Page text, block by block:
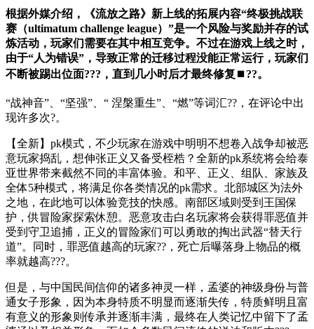
根据外媒介绍，《流放之路》新上线的拓展内容“终极挑战联
赛（ultimatum challenge league）”是一个风险与奖励并存的试
炼活动，玩家们需要在其中相互竞争。不过在游戏上线之时，
由于“人为错误”，导致正常的迁移过程没能正常运行，玩家们
不断被踢出位面???，直到几小时后才最终修复⏹??。
“战神音”、“坚强”、“ 涅槃重生”、“燃”等词汇??，在评论中出
现许多次?。
【全新】pk模式，不少玩家在游戏中明明不想卷入战争却被恶
意玩家捣乱，想伸张正义又备受桎梏？全新的pk系统将会给泰
亚世界带来截然不同的丰富体验。和平、正义、组队、家族及
全体5种模式，将满足你各类情况的pk需求。北部城区为法外
之地，在此地可以体验竞技的快感。南部区域则受到王国保
护，供冒险家探索休憩。恶意攻击白名玩家将会获得罪恶值并
受到守卫追捕，正义的冒险家们可以勇敢的掏出武器“替天行
道”。同时，罪恶值越高的玩家??，死亡后曝落身上物品的概
率就越高???。
但是，与中国民间信仰的诸多神灵一样，孟婆的神级身份与普
通女子形象，因为本身特质不明显而逐渐失传，特质鲜明且富
有意义的形象则传承并逐渐丰满，最终在人类记忆中留下了孟